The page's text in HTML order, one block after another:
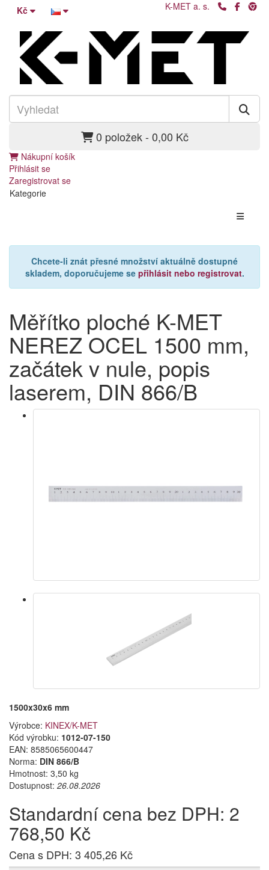
Kč K-MET a. s.
0 položek - 0,00 Kč
Nákupní košík
Přihlásit se
Zaregistrovat se
Kategorie
Chcete-li znát přesné množství aktuálně dostupné
skladem, doporučujeme se přihlásit nebo registrovat.
Měřítko ploché K-MET
NEREZ OCEL 1500 mm,
začátek v nule, popis
laserem, DIN 866/B
1500x30x6 mm
Výrobce: KINEX/K-MET
Kód výrobku: 1012-07-150
EAN: 8585065600447
Norma: DIN 866/B
Hmotnost: 3,50 kg
Dostupnost: 26.08.2026
Standardní cena bez DPH: 2
768,50 Kč
Cena s DPH: 3 405,26 Kč